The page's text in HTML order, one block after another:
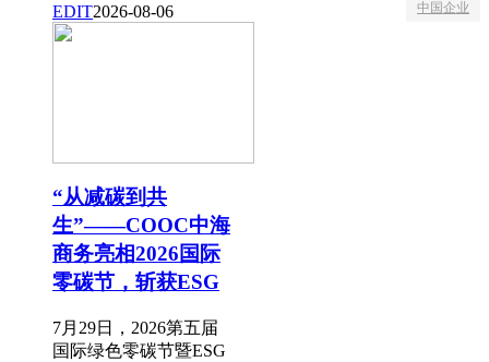
EDIT2026-08-06 中国企业
“从减碳到共
生”——COOC中海
商务亮相2026国际
零碳节，斩获ESG
7月29日，2026第五届
国际绿色零碳节暨ESG